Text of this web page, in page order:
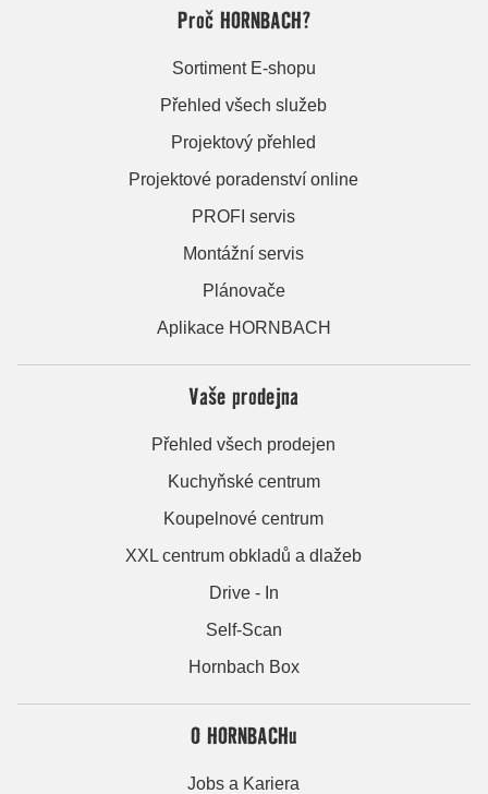
Proč HORNBACH?
Sortiment E-shopu
Přehled všech služeb
Projektový přehled
Projektové poradenství online
PROFI servis
Montážní servis
Plánovače
Aplikace HORNBACH
Vaše prodejna
Přehled všech prodejen
Kuchyňské centrum
Koupelnové centrum
XXL centrum obkladů a dlažeb
Drive - In
Self-Scan
Hornbach Box
O HORNBACHu
Jobs a Kariera